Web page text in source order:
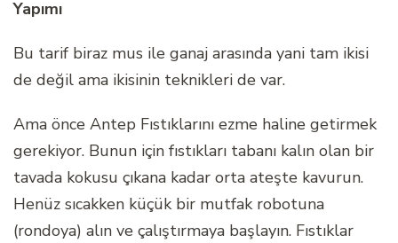
Yapımı
Bu tarif biraz mus ile ganaj arasında yani tam ikisi
de değil ama ikisinin teknikleri de var.
Ama önce Antep Fıstıklarını ezme haline getirmek
gerekiyor. Bunun için fıstıkları tabanı kalın olan bir
tavada kokusu çıkana kadar orta ateşte kavurun.
Henüz sıcakken küçük bir mutfak robotuna
(rondoya) alın ve çalıştırmaya başlayın. Fıstıklar